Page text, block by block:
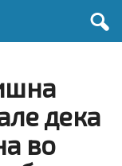
дека
во